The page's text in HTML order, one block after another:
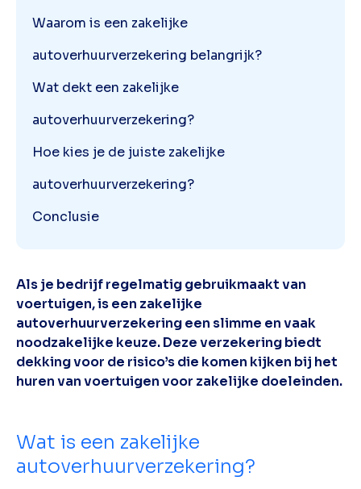
Als je bedrijf regelmatig gebruikmaakt van
voertuigen, is een zakelijke
autoverhuurverzekering een slimme en vaak
noodzakelijke keuze. Deze verzekering biedt
dekking voor de risico’s die komen kijken bij het
huren van voertuigen voor zakelijke doeleinden.
Wat is een zakelijke
autoverhuurverzekering?
Waarom is een zakelijke
autoverhuurverzekering belangrijk?
Wat dekt een zakelijke
autoverhuurverzekering?
Hoe kies je de juiste zakelijke
autoverhuurverzekering?
Conclusie